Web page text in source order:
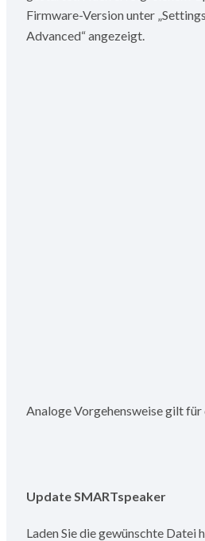
Firmware-Version unter
Advanced“ angezeigt.
Analoge Vorgehensweise gilt
Update SMARTspeaker
Laden Sie die gewünschte Datei